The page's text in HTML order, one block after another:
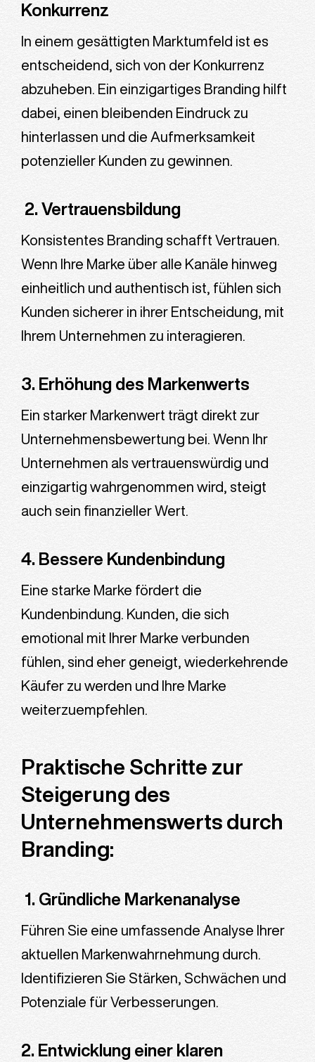
Konkurrenz
In einem gesättigten Marktumfeld ist es
entscheidend, sich von der Konkurrenz
abzuheben. Ein einzigartiges Branding hilft
dabei, einen bleibenden Eindruck zu
hinterlassen und die Aufmerksamkeit
potenzieller Kunden zu gewinnen.
2. Vertrauensbildung
Konsistentes Branding schafft Vertrauen.
Wenn Ihre Marke über alle Kanäle hinweg
einheitlich und authentisch ist, fühlen sich
Kunden sicherer in ihrer Entscheidung, mit
Ihrem Unternehmen zu interagieren.
3. Erhöhung des Markenwerts
Ein starker Markenwert trägt direkt zur
Unternehmensbewertung bei. Wenn Ihr
Unternehmen als vertrauenswürdig und
einzigartig wahrgenommen wird, steigt
auch sein finanzieller Wert.
4. Bessere Kundenbindung
Eine starke Marke fördert die
Kundenbindung. Kunden, die sich
emotional mit Ihrer Marke verbunden
fühlen, sind eher geneigt, wiederkehrende
Käufer zu werden und Ihre Marke
weiterzuempfehlen.
Praktische Schritte zur
Steigerung des
Unternehmenswerts durch
Branding:
1. Gründliche Markenanalyse
Führen Sie eine umfassende Analyse Ihrer
aktuellen Markenwahrnehmung durch.
Identifizieren Sie Stärken, Schwächen und
Potenziale für Verbesserungen.
2. Entwicklung einer klaren